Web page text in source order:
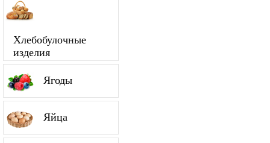
Хлебобулочные
изделия
Ягоды
Яйца